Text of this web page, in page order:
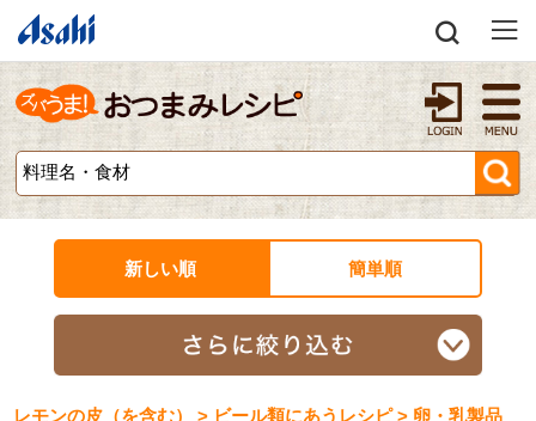
新しい順 簡単順
レモンの皮（を含む） > ビール類にあうレシピ > 卵・乳製品